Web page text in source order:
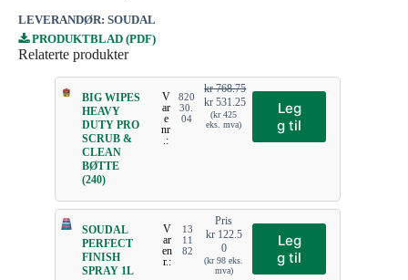
LEVERANDØR: SOUDAL
PRODUKTBLAD (PDF)
Relaterte produkter
BIG WIPES
HEAVY
DUTY PRO
SCRUB &
CLEAN
BØTTE
(240)
V
ar
e
nr
.:
820
30.
04
kr768.75
kr 531.25
(kr425
eks. mva)
Leg
g til
SOUDAL
PERFECT
FINISH
SPRAY 1L
V
ar
en
r.:
13
11
82
Pris
kr122.5
0
(kr98 eks.
mva)
Leg
g til